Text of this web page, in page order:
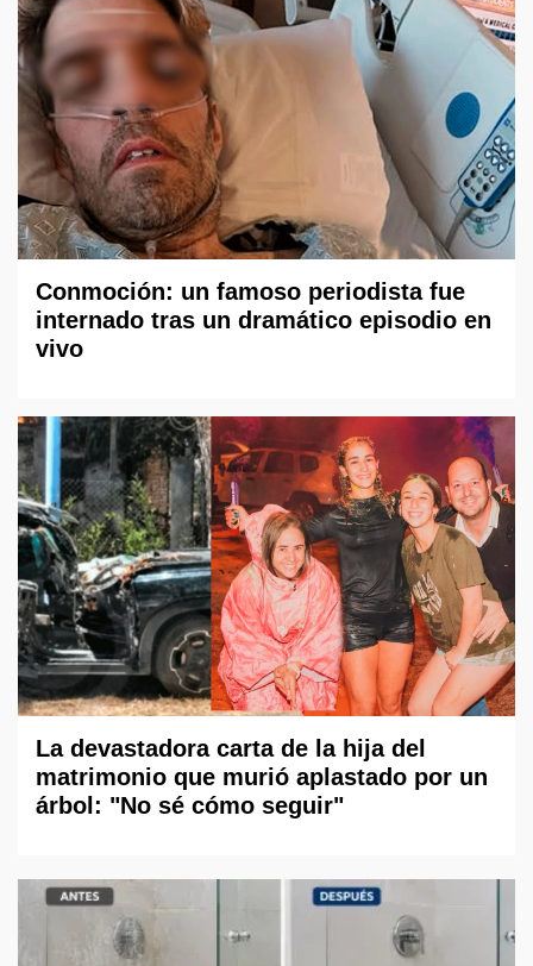
Conmoción: un famoso periodista fue
internado tras un dramático episodio en
vivo
La devastadora carta de la hija del
matrimonio que murió aplastado por un
árbol: "No sé cómo seguir"